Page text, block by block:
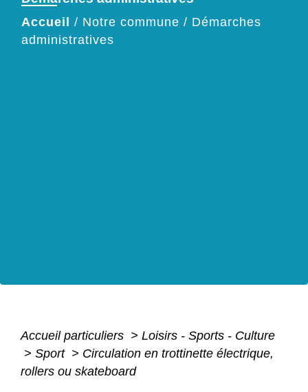
Accueil / Notre commune / Démarches
administratives
Accueil particuliers > Loisirs - Sports - Culture
> Sport > Circulation en trottinette électrique,
rollers ou skateboard